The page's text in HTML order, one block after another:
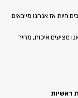
חיות אז אנחנו מייבאים
מציעים איכות, מחיר
ראשיות